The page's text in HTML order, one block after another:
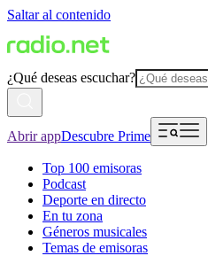
Saltar al contenido
¿Qué deseas escuchar?
Abrir appDescubre Prime
Top 100 emisoras
Podcast
Deporte en directo
En tu zona
Géneros musicales
Temas de emisoras